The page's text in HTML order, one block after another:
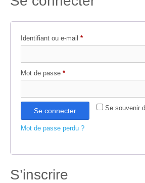
Identifiant ou e-mail *Obligatoire
Mot de passe *Obligatoire
Se souvenir
Se connecter
Mot de passe perdu ?
S’inscrire